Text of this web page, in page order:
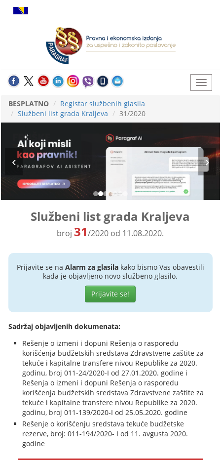
BESPLATNO
Registar službenih glasila
Službeni list grada Kraljeva
31/2020
Službeni list grada Kraljeva
broj 31/2020 od 11.08.2020.
Prijavite se na Alarm za glasilakako bismo Vas obavestili
kada je objavljeno novo službeno glasilo.
Prijavite se!
Sadržaj objavljenih dokumenata:
Rešenje o izmeni i dopuni Rešenja o rasporedu
korišćenja budžetskih sredstava Zdravstvene zaštite za
tekuće i kapitalne transfere nivou Republike za 2020.
godinu, broj 011-24/2020-I od 27.01.2020. godine i
Rešenja o izmeni i dopuni Rešenja o rasporedu
korišćenja budžetskih sredstava Zdravstvene zaštite za
tekuće i kapitalne transfere nivou Republike za 2020.
godinu, broj 011-139/2020-I od 25.05.2020. godine
Rešenje o korišćenju sredstava tekuće budžetske
rezerve, broj: 011-194/2020- I od 11. avgusta 2020.
godine